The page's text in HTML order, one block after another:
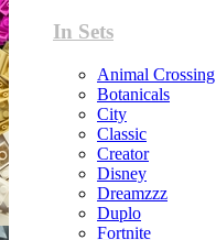
In Sets
Animal Crossing
Botanicals
City
Classic
Creator
Disney
Dreamzzz
Duplo
Fortnite